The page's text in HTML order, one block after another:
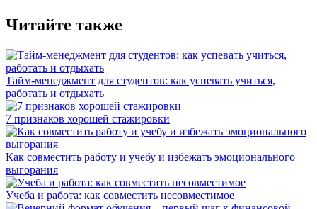
Читайте также
Тайм-менеджмент для студентов: как успевать учиться,
работать и отдыхать
7 признаков хорошей стажировки
Как совместить работу и учебу и избежать эмоционального
выгорания
Учеба и работа: как совместить несовместимое